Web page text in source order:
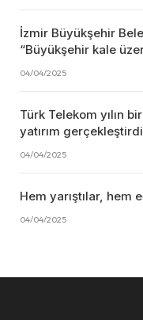
İzmir Büyükşehir
“Büyükşehir kale
04/04/2025
Türk Telekom yılın
yatırım gerçekleştirdi
04/04/2025
Hem yarıştılar, hem
04/04/2025